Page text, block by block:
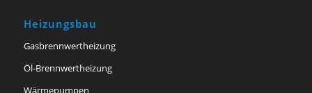
Heizungsbau
Gasbrennwertheizung
Öl-Brennwertheizung
Wärmepumpen